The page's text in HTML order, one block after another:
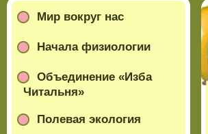
Мир вокруг нас
Начала физиологии
Объединение «Изба
Читальня»
Полевая экология